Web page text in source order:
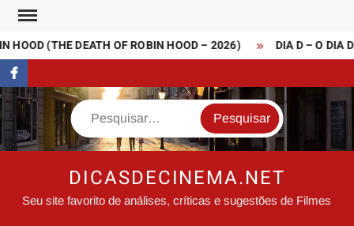
Skip
content
HOOD (THE DEATH OF ROBIN HOOD – 2026) DIA D – O DIA
FaceBook
Search
DICASDECINEMA.NET
Seu site favorito de análises, críticas e sugestões de Filmes